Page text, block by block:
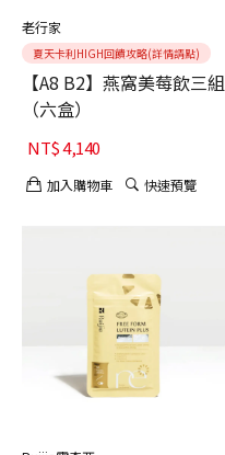
老行家
夏天卡利HIGH回饋攻略(詳情請點)
【A8 B2】燕窩美莓飲三組
（六盒）
NT$4,140
加入購物車 快速預覽